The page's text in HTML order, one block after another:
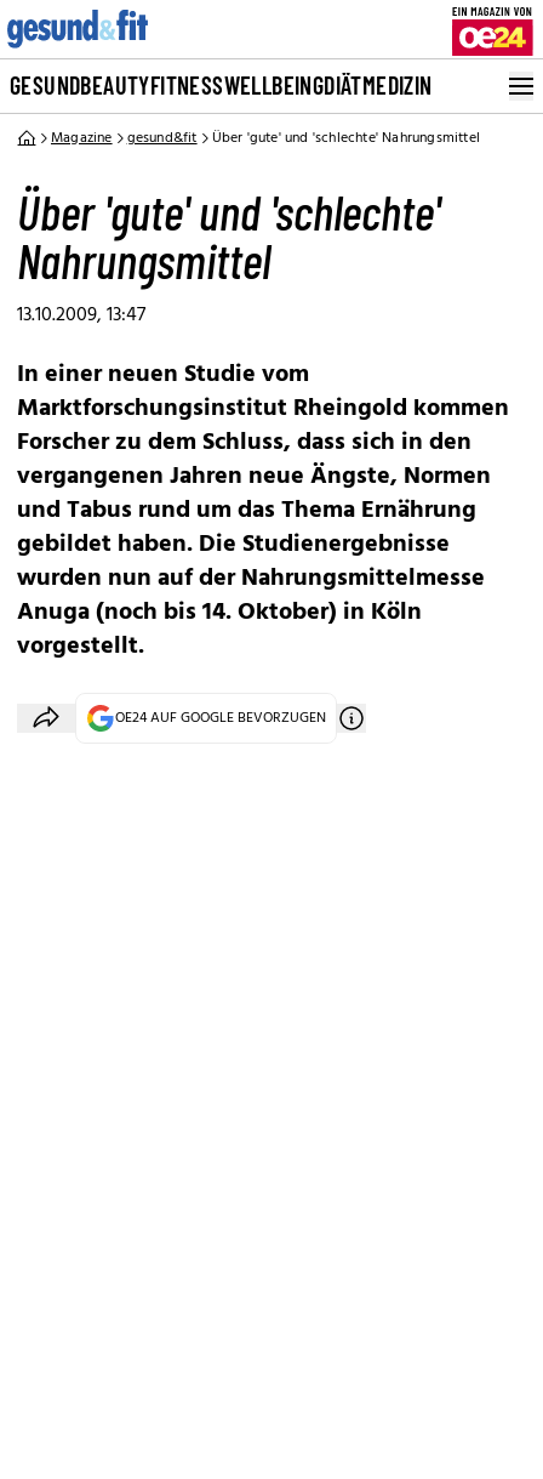
GESUNDBEAUTYFITNESSWELLBEINGDIÄTMEDIZIN
Magazine gesund&fit Über 'gute' und 'schlechte' Nahrungsmittel
Über 'gute' und 'schlechte'
Nahrungsmittel
13.10.2009, 13:47
In einer neuen Studie vom
Marktforschungsinstitut Rheingold kommen
Forscher zu dem Schluss, dass sich in den
vergangenen Jahren neue Ängste, Normen
und Tabus rund um das Thema Ernährung
gebildet haben. Die Studienergebnisse
wurden nun auf der Nahrungsmittelmesse
Anuga (noch bis 14. Oktober) in Köln
vorgestellt.
OE24 AUF GOOGLE BEVORZUGEN